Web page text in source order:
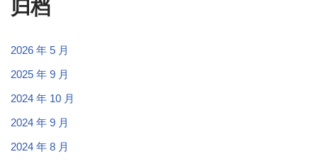
归档
2026 年 5 月
2025 年 9 月
2024 年 10 月
2024 年 9 月
2024 年 8 月